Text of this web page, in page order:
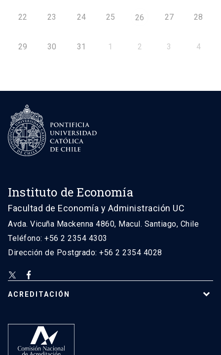
22 23 24 25 26 27 28
29 30 31 1 2 3 4
Instituto de Economía
Facultad de Economía y Administración UC
Avda. Vicuña Mackenna 4860, Macul. Santiago, Chile
Teléfono: +56 2 2354 4303
Dirección de Postgrado: +56 2 2354 4028
ACREDITACIÓN